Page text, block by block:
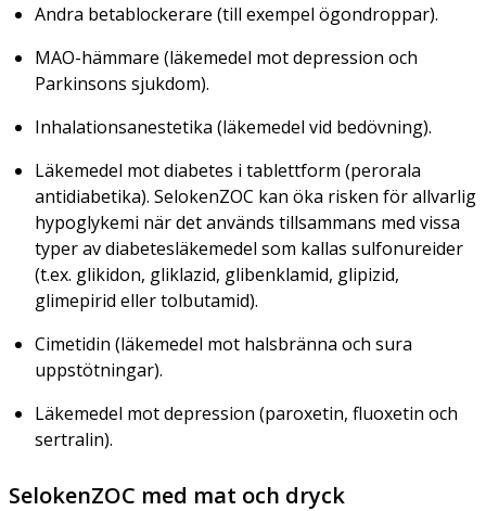
Andra betablockerare (till exempel ögondroppar).
MAO-hämmare (läkemedel mot depression och
Parkinsons sjukdom).
Inhalationsanestetika (läkemedel vid bedövning).
Läkemedel mot diabetes i tablettform (perorala
antidiabetika). SelokenZOC kan öka risken för allvarlig
hypoglykemi när det används tillsammans med vissa
typer av diabetesläkemedel som kallas sulfonureider
(t.ex. glikidon, gliklazid, glibenklamid, glipizid,
glimepirid eller tolbutamid).
Cimetidin (läkemedel mot halsbränna och sura
uppstötningar).
Läkemedel mot depression (paroxetin, fluoxetin och
sertralin).
SelokenZOC med mat och dryck